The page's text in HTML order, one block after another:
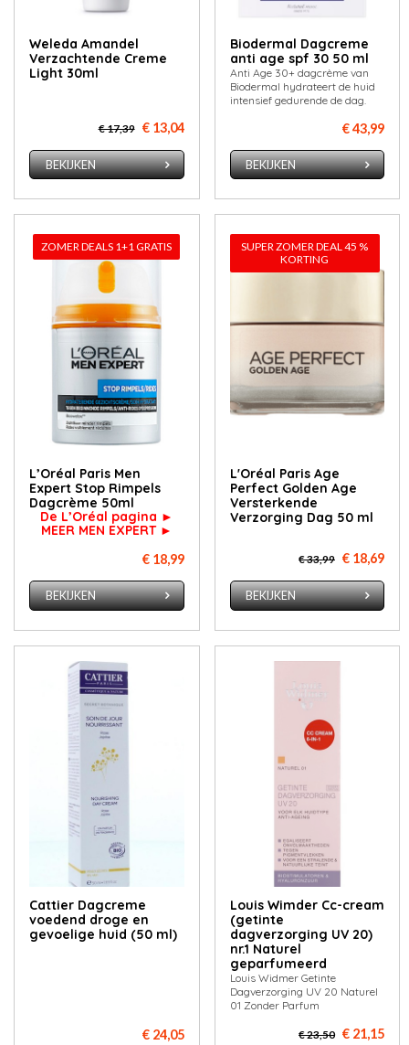
Weleda Amandel
Verzachtende Creme
Light 30ml
€ 17,39 € 13,04
BEKIJKEN
Biodermal Dagcreme
anti age spf 30 50 ml
Anti Age 30+ dagcrème van
Biodermal hydrateert de huid
intensief gedurende de dag.
€ 43,99
BEKIJKEN
ZOMER DEALS 1+1 GRATIS
L’Oréal Paris Men
Expert Stop Rimpels
Dagcrème 50ml
De L’Oréal pagina ►
MEER MEN EXPERT ►
€ 18,99
BEKIJKEN
SUPER ZOMER DEAL 45 %
KORTING
L'Oréal Paris Age
Perfect Golden Age
Versterkende
Verzorging Dag 50 ml
€ 33,99 € 18,69
BEKIJKEN
Cattier Dagcreme
voedend droge en
gevoelige huid (50 ml)
€ 24,05
Louis Wimder Cc-cream
(getinte
dagverzorging UV 20)
nr.1 Naturel
geparfumeerd
Louis Widmer Getinte
Dagverzorging UV 20 Naturel
01 Zonder Parfum
€ 23,50 € 21,15